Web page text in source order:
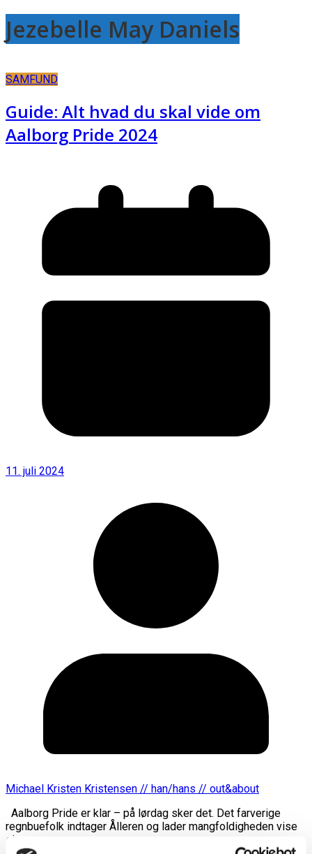
Jezebelle May Daniels
SAMFUND
Guide: Alt hvad du skal vide om
Aalborg Pride 2024
11. juli 2024
Michael Kristen Kristensen // han/hans // out&about
Aalborg Pride er klar – på lørdag sker det. Det farverige
regnbuefolk indtager Ålleren og lader mangfoldigheden vise
sin